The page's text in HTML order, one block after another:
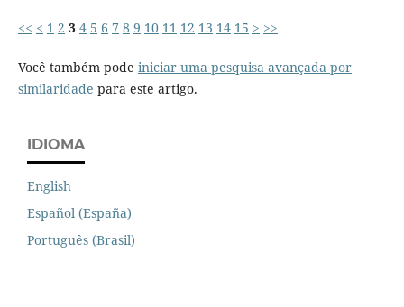
<< < 1 2 3 4 5 6 7 8 9 10 11 12 13 14 15 > >>
Você também pode iniciar uma pesquisa avançada por
similaridade para este artigo.
IDIOMA
English
Español (España)
Português (Brasil)